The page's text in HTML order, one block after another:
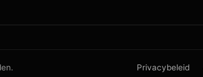
Privacybeleid